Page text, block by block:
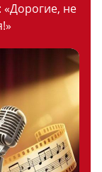
«Дорогие, не